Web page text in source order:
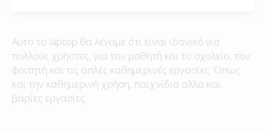
Αυτο το laptop θα λέγαμε ότι είναι ιδανικό για
πολλούς χρήστες, για τον μαθητή και το σχολείο, τον
φοιτητή και τις απλές καθημερινές εργασίες. Όπως
και την καθημερινή χρήση, παιχνίδια αλλα και
βαρίες εργασίες.